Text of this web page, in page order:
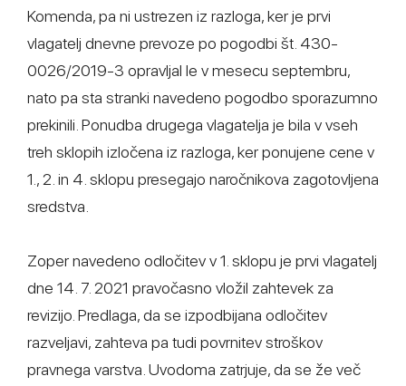
Komenda, pa ni ustrezen iz razloga, ker je prvi
vlagatelj dnevne prevoze po pogodbi št. 430-
0026/2019-3 opravljal le v mesecu septembru,
nato pa sta stranki navedeno pogodbo sporazumno
prekinili. Ponudba drugega vlagatelja je bila v vseh
treh sklopih izločena iz razloga, ker ponujene cene v
1., 2. in 4. sklopu presegajo naročnikova zagotovljena
sredstva.
Zoper navedeno odločitev v 1. sklopu je prvi vlagatelj
dne 14. 7. 2021 pravočasno vložil zahtevek za
revizijo. Predlaga, da se izpodbijana odločitev
razveljavi, zahteva pa tudi povrnitev stroškov
pravnega varstva. Uvodoma zatrjuje, da se že več